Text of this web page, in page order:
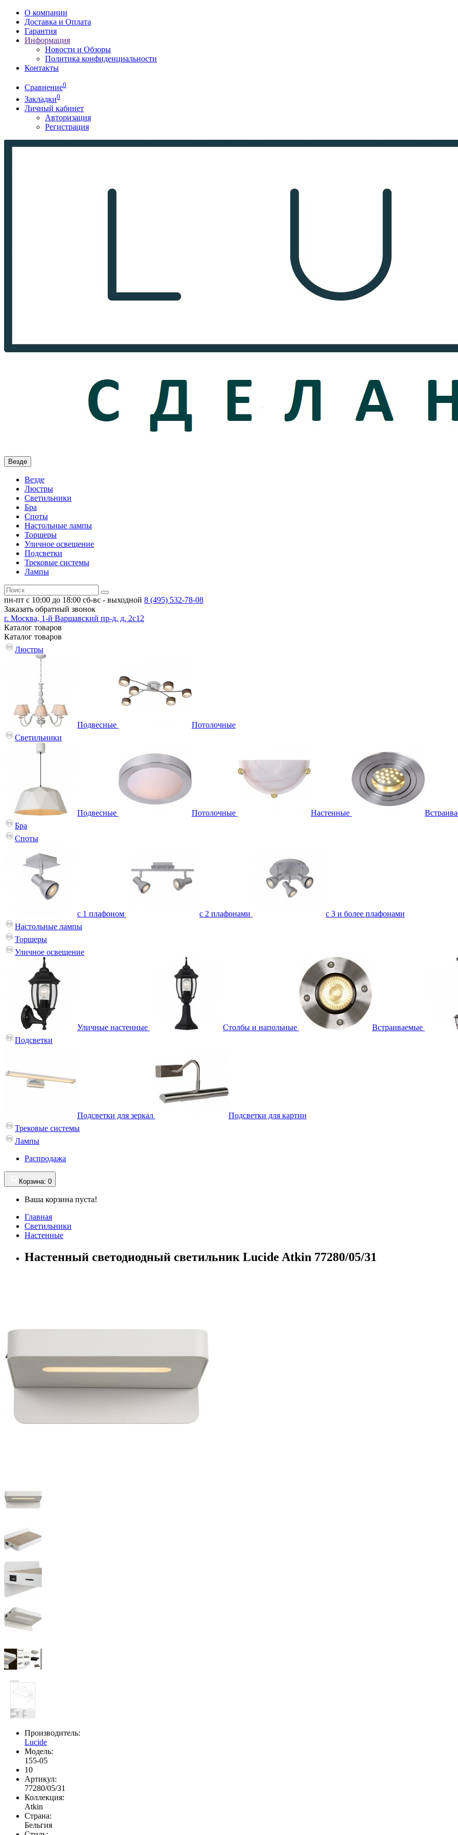
О компании
Доставка и Оплата
Гарантия
Информация
Новости и Обзоры
Политика конфиденциальности
Контакты
Сравнение0
Закладки0
Личный кабинет
Авторизация
Регистрация
Везде
Везде
Люстры
Светильники
Бра
Споты
Настольные лампы
Торшеры
Уличное освещение
Подсветки
Трековые системы
Лампы
пн-пт с 10:00 до 18:00 сб-вс - выходной 8 (495) 532-78-08
Заказать обратный звонок
г. Москва, 1-й Варшавский пр-д, д. 2с12
Каталог товаров
Каталог товаров
Люстры
Подвесные
Потолочные
Светильники
Подвесные Потолочные Настенные
Бра
Споты
с 1 плафоном с 2 плафонами
с 3 и более плафонами
Настольные лампы
Торшеры
Уличное освещение
Уличные настенные Столбы и напольные Встраиваемые
Подсветки
Подсветки для зеркал
Подсветки для картин
Трековые системы
Лампы
Распродажа
Корзина: 0
Ваша корзина пуста!
Главная
Светильники
Настенные
Настенный светодиодный светильник Lucide Atkin 77280/05/31
Производитель:
Lucide
Модель:
155-05
10
Артикул:
77280/05/31
Коллекция:
Atkin
Страна:
Бельгия